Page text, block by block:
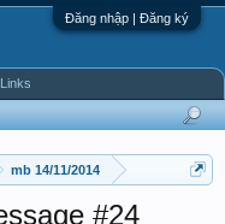
Đăng nhập | Đăng ký
mb 14/11/2014
#24